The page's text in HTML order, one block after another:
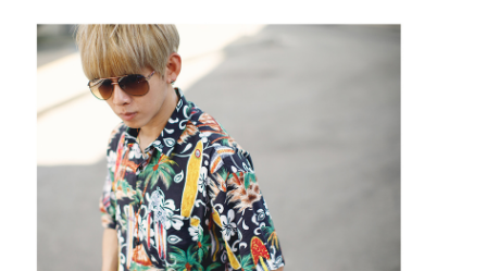
３．未成年的使用者請事先徵得法定代理人或監護人之同意方可使用
「AFTEE先享後付」，若未經同意申辦者引起之損失，本公司不負相關責
任。
４．使用「AFTEE先享後付」時，將依據個別帳號之用戶狀況，依本公司即
時審查核予不同之上限額度；若仍有額度不足之情形，本公司將視審查結果
請求用戶進行身份認證。
５．嚴禁一人註冊多個帳號或使用他人資訊註冊。若發現惡意使用之情形，
恩沛科技股份有限公司將有權停止該用戶之使用額度並採取法律行動。